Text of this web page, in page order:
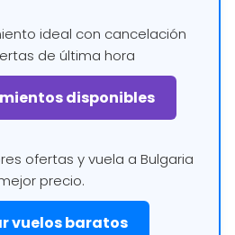
ideal con cancelación
de última hora
disponibles
ofertas y vuela a Bulgaria
precio.
vuelos baratos